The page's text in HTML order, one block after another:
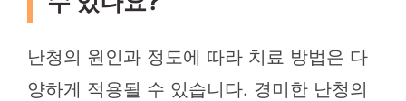
난청의 원인과 정도에 따라 치료 방법은 다
양하게 적용될 수 있습니다. 경미한 난청의